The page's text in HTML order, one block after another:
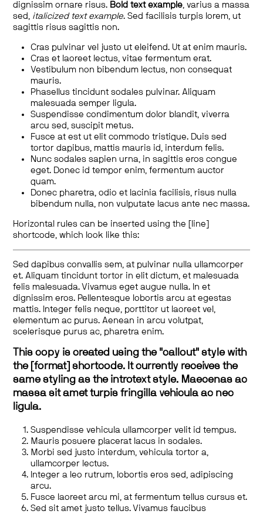
dignissim ornare risus. Bold text example, varius a massa
sed, italicized text example. Sed facilisis turpis lorem, ut
sagittis risus sagittis non.
Cras pulvinar vel justo ut eleifend. Ut at enim mauris.
Cras et laoreet lectus, vitae fermentum erat.
Vestibulum non bibendum lectus, non consequat
mauris.
Phasellus tincidunt sodales pulvinar. Aliquam
malesuada semper ligula.
Suspendisse condimentum dolor blandit, viverra
arcu sed, suscipit metus.
Fusce at est ut elit commodo tristique. Duis sed
tortor dapibus, mattis mauris id, interdum felis.
Nunc sodales sapien urna, in sagittis eros congue
eget. Donec id tempor enim, fermentum auctor
quam.
Donec pharetra, odio et lacinia facilisis, risus nulla
bibendum nulla, non vulputate lacus ante nec massa.
Horizontal rules can be inserted using the [line]
shortcode, which look like this:
Sed dapibus convallis sem, at pulvinar nulla ullamcorper
et. Aliquam tincidunt tortor in elit dictum, et malesuada
felis malesuada. Vivamus eget augue nulla. In et
dignissim eros. Pellentesque lobortis arcu at egestas
mattis. Integer felis neque, porttitor ut laoreet vel,
elementum ac purus. Aenean in arcu volutpat,
scelerisque purus ac, pharetra enim.
This copy is created using the "callout" style with
the [format] shortcode. It currently receives the
same styling as the introtext style. Maecenas ac
massa sit amet turpis fringilla vehicula ac nec
ligula.
Suspendisse vehicula ullamcorper velit id tempus.
Mauris posuere placerat lacus in sodales.
Morbi sed justo interdum, vehicula tortor a,
ullamcorper lectus.
Integer a leo rutrum, lobortis eros sed, adipiscing
arcu.
Fusce laoreet arcu mi, at fermentum tellus cursus et.
Sed sit amet justo tellus. Vivamus faucibus